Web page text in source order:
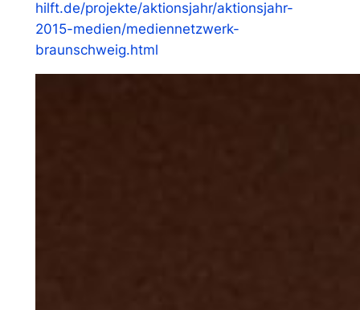
hilft.de/projekte/aktionsjahr/aktionsjahr-
2015-medien/mediennetzwerk-
braunschweig.html